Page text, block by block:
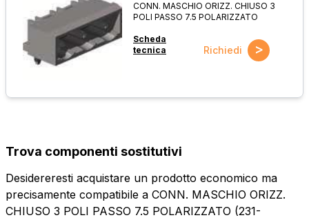
CONN. MASCHIO ORIZZ. CHIUSO 3
POLI PASSO 7.5 POLARIZZATO
Scheda
tecnica
Richiedi >
Trova componenti sostitutivi
Desidereresti acquistare un prodotto economico ma
precisamente compatibile a CONN. MASCHIO ORIZZ.
CHIUSO 3 POLI PASSO 7.5 POLARIZZATO (231-